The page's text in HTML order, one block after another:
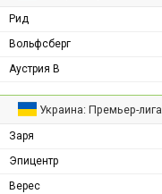
Рид
Вольфсберг
Аустрия В
Украина: Премьер-лига
Заря
Эпицентр
Верес